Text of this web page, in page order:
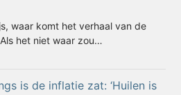
waar komt het verhaal van de
het niet waar zou…
is de inflatie zat: ‘Huilen is